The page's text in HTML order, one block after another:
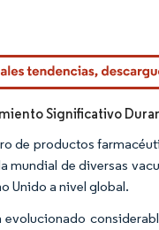
según CC BY 4.0.
Significativo
de productos
mundial de diversas
Unido a nivel global.